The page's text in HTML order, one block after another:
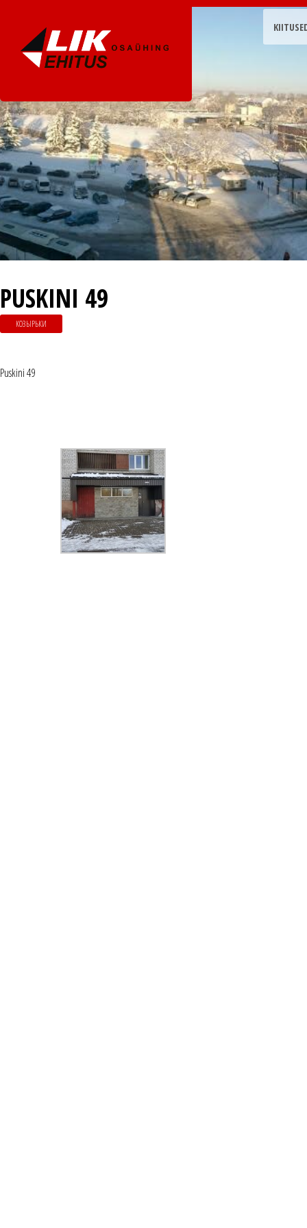
PUSKINI 49
КОЗЫРЬКИ
Puskini 49